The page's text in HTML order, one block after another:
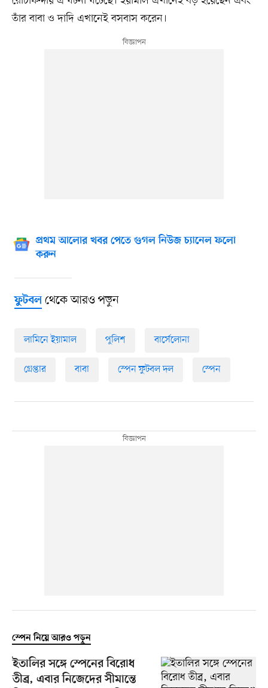
তাঁর বাবা ও দাদি এখানেই বসবাস করেন।
প্রথম আলোর খবর পেতে গুগল নিউজ চ্যানেল ফলো
করুন
ফুটবলথেকে আরও পড়ুন
লামিনে ইয়ামাল পুলিশ বার্সেলোনা
গ্রেপ্তার বাবা স্পেন ফুটবল দল স্পেন
স্পেন নিয়ে আরও পড়ুন
ইতালির সঙ্গে স্পেনের বিরোধ
তীব্র, এবার নিজেদের সীমান্তে